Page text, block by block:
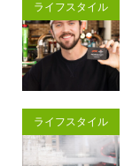
ライフスタイル
ライフスタイル